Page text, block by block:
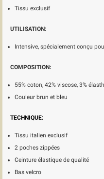
Tissu exclusif
UTILISATION:
Intensive, spécialement conçu
COMPOSITION:
55% coton, 42% viscose, 3%
Couleur brun et bleu
TECHNIQUE:
Tissu italien exclusif
2 poches zippées
Ceinture élastique de qualité
Bas velcro